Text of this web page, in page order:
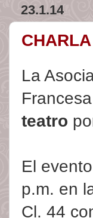
23.1.14
La
teatro
El
p.m. en
Cl. 44